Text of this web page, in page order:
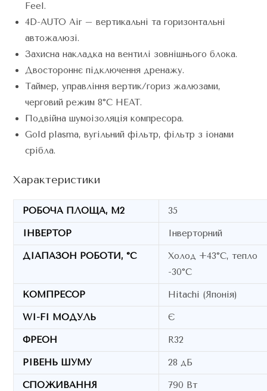
Feel.
4D-AUTO Air – вертикальні та горизонтальні
автожалюзі.
Захисна накладка на вентилі зовнішнього блока.
Двостороннє підключення дренажу.
Таймер, управління вертик/гориз жалюзами,
черговий режим 8°C HEAT.
Подвійна шумоізоляція компресора.
Gold plasma, вугільний фільтр, фільтр з іонами
срібла.
Характеристики
РОБОЧА ПЛОЩА, М2 35
ІНВЕРТОР Інверторний
ДІАПАЗОН РОБОТИ, °C
Холод +43°C, тепло
-30°C
КОМПРЕСОР Hitachi (Японія)
WI-FI МОДУЛЬ Є
ФРЕОН R32
РІВЕНЬ ШУМУ 28 дБ
СПОЖИВАННЯ
790 Вт